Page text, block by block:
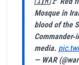
Mosque in
blood of the
media.
— WAR